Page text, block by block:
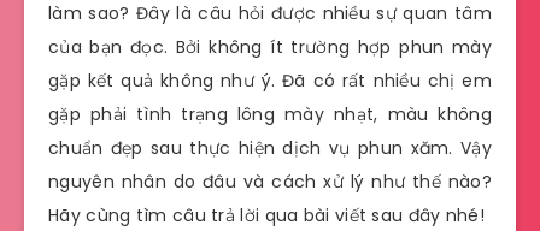
làm sao? Đây là câu hỏi được nhiều sự quan tâm
của bạn đọc. Bởi không ít trường hợp phun mày
gặp kết quả không như ý. Đã có rất nhiều chị em
gặp phải tình trạng lông mày nhạt, màu không
chuẩn đẹp sau thực hiện dịch vụ phun xăm. Vậy
nguyên nhân do đâu và cách xử lý như thế nào?
Hãy cùng tìm câu trả lời qua bài viết sau đây nhé!